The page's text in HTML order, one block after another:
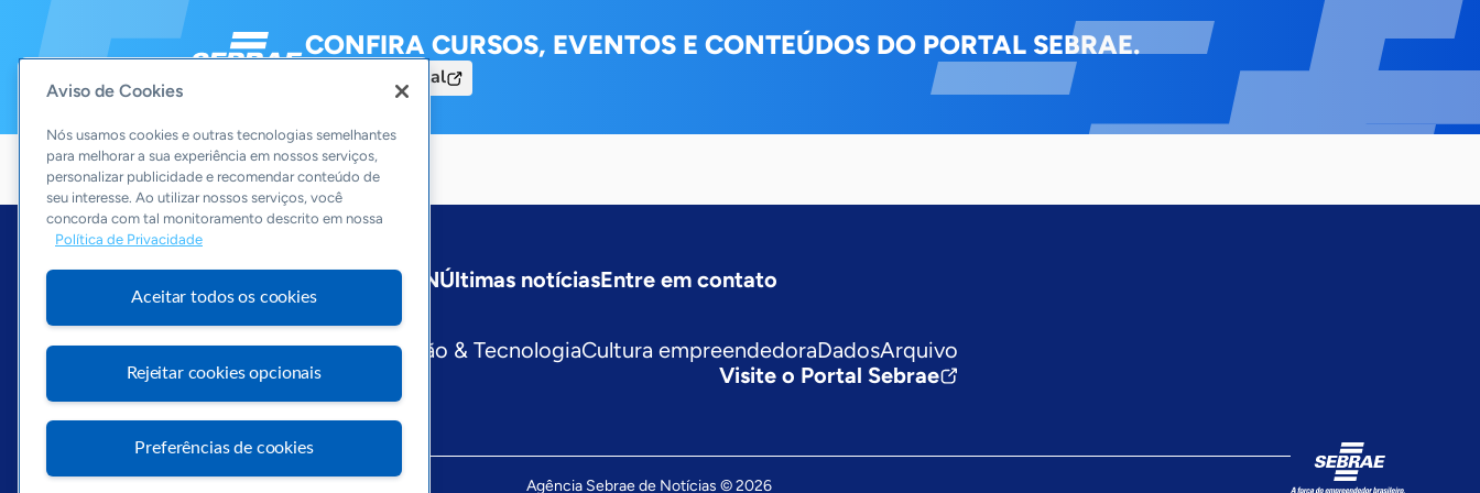
CONFIRA CURSOS, EVENTOS E CONTEÚDOS DO PORTAL SEBRAE.
Acesse o Portal
Sobre a ASNÚltimas notíciasEntre em contato
Editorias
Economia & PolíticaInovação & TecnologiaCultura empreendedoraDadosArquivo
Visite o Portal Sebrae
Agência Sebrae de Notícias © 2026
Aviso de Cookies
Nós usamos cookies e outras tecnologias semelhantes
para melhorar a sua experiência em nossos serviços,
personalizar publicidade e recomendar conteúdo de
seu interesse. Ao utilizar nossos serviços, você
concorda com tal monitoramento descrito em nossa
Política de Privacidade
Aceitar todos os cookies
Rejeitar cookies opcionais
Preferências de cookies